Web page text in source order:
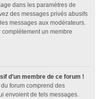
dans les paramètres de
des messages privés abusifs
messages aux modérateurs.
un membre
d’un membre de ce forum !
forum comprend des
envoient de tels messages.